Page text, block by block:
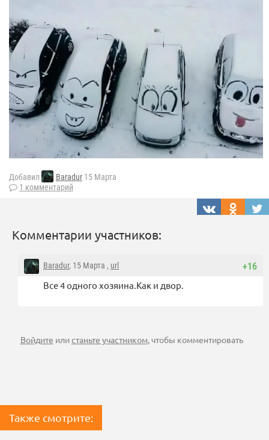
Добавил Baradur 15 Марта
1 комментарий
Комментарии участников:
+16
Baradur, 15 Марта , url
Все 4 одного хозяина.Как и двор.
Войдите илистаньте участником, чтобы комментировать
Также смотрите: